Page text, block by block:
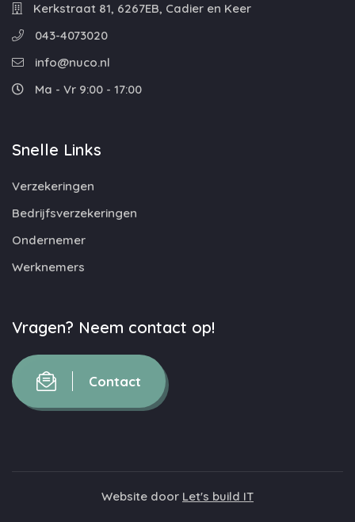
Kerkstraat 81, 6267EB, Cadier en Keer
043-4073020
info@nuco.nl
Ma - Vr 9:00 - 17:00
Snelle Links
Verzekeringen
Bedrijfsverzekeringen
Ondernemer
Werknemers
Vragen? Neem contact op!
Contact
Website door Let's build IT